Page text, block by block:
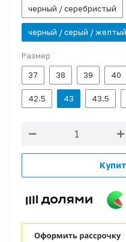
черный / серебристый
черный / серый /
Размер
37
38 39 40
42.5 43 43.5